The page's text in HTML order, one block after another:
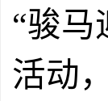
“骏马
活动